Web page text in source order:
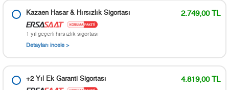
Kazaen Hasar & Hırsızlık Sigortası 2.749,00 TL
1 yıl geçerli hırsızlık sigortası
Detayları incele >
+2 Yıl Ek Garanti Sigortası 4.819,00 TL